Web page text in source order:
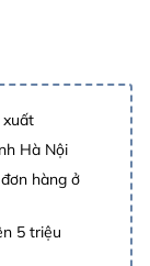
xuất
Hà Nội
hàng ở
5 triệu